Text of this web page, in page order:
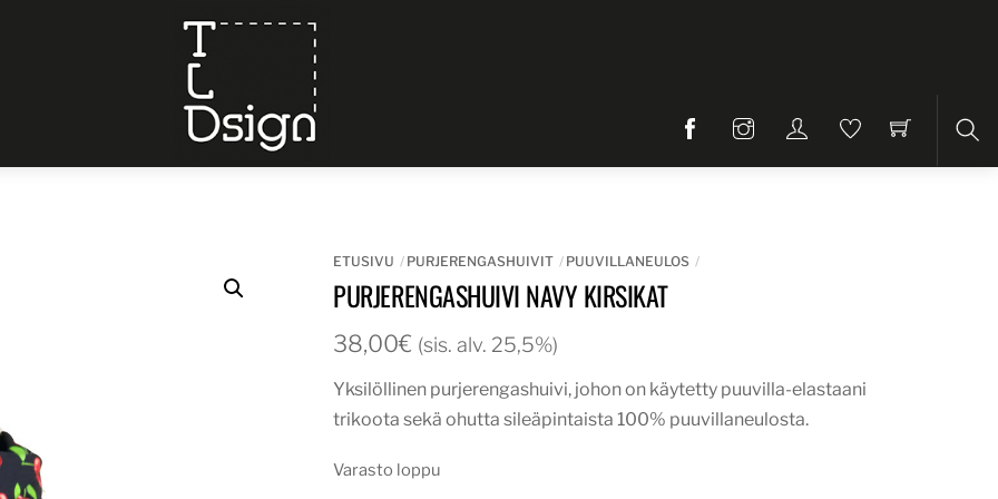
ETUSIVU PURJERENGASHUIVIT PUUVILLANEULOS
PURJERENGASHUIVI NAVY KIRSIKAT
38,00€ (sis. alv. 25,5%)
Yksilöllinen purjerengashuivi, johon on käytetty puuvilla-elastaani
trikoota sekä ohutta sileäpintaista 100% puuvillaneulosta.
Varasto loppu